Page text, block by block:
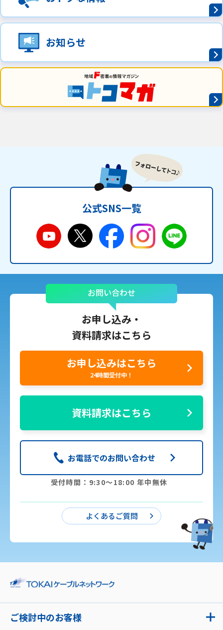
お知らせ
公式SNS一覧
お問い合わせ
お申し込み・
資料請求はこちら
お申し込みはこちら
24時間受付中！
資料請求はこちら
お電話でのお問い合わせ
受付時間：9:30〜18:00 年中無休
よくあるご質問
ご検討中のお客様